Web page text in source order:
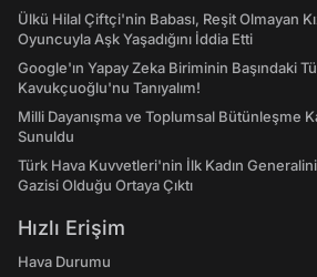
Ülkü Hilal Çiftçi'nin Babası, Reşit Olmayan
Oyuncuyla Aşk Yaşadığını İddia Etti
Google'ın Yapay Zeka Biriminin Başındaki
Kavukçuoğlu'nu Tanıyalım!
Milli Dayanışma ve Toplumsal Bütünleşme
Sunuldu
Türk Hava Kuvvetleri'nin İlk Kadın
Gazisi Olduğu Ortaya Çıktı
Hızlı Erişim
Hava Durumu